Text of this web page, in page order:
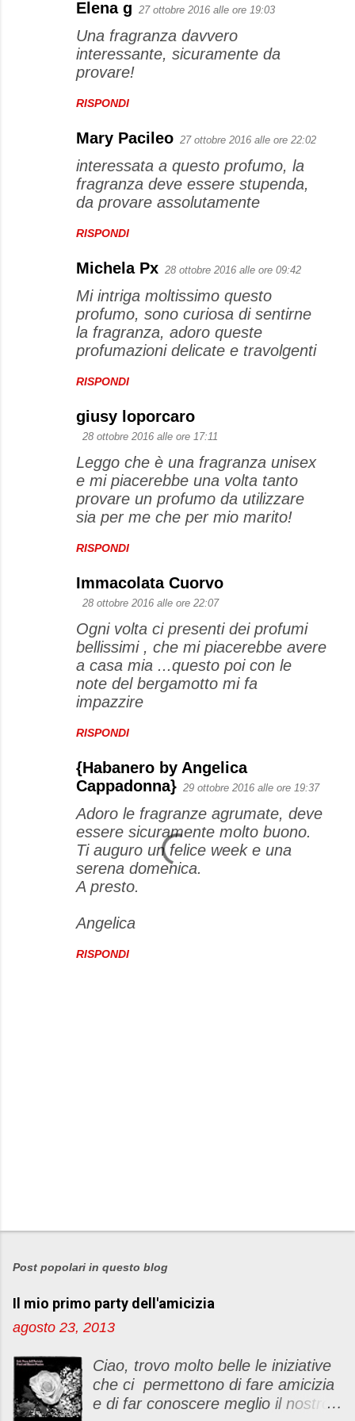
Elena g 27 ottobre 2016 alle ore 19:03
Una fragranza davvero
interessante, sicuramente da
provare!
RISPONDI
Mary Pacileo 27 ottobre 2016 alle ore 22:02
interessata a questo profumo, la
fragranza deve essere stupenda,
da provare assolutamente
RISPONDI
Michela Px 28 ottobre 2016 alle ore 09:42
Mi intriga moltissimo questo
profumo, sono curiosa di sentirne
la fragranza, adoro queste
profumazioni delicate e travolgenti
RISPONDI
giusy loporcaro
28 ottobre 2016 alle ore 17:11
Leggo che è una fragranza unisex
e mi piacerebbe una volta tanto
provare un profumo da utilizzare
sia per me che per mio marito!
RISPONDI
Immacolata Cuorvo
28 ottobre 2016 alle ore 22:07
Ogni volta ci presenti dei profumi
bellissimi , che mi piacerebbe avere
a casa mia ...questo poi con le
note del bergamotto mi fa
impazzire
RISPONDI
{Habanero by Angelica
Cappadonna} 29 ottobre 2016 alle ore 19:37
Adoro le fragranze agrumate, deve
essere sicuramente molto buono.
Ti auguro un felice week e una
serena domenica.
A presto.
Angelica
RISPONDI
P
s
a
u
c
o
m
m
Post popolari in questo blog
Il mio primo party dell'amicizia
agosto 23, 2013
Ciao, trovo molto belle le iniziative
che ci permettono di fare amicizia
e di far conoscere meglio il nostro